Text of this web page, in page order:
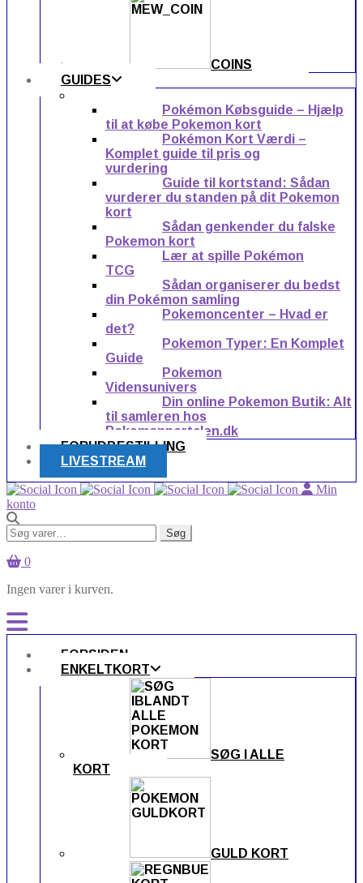
COINS
GUIDES
Pokémon Købsguide – Hjælp
til at købe Pokemon kort
Pokémon Kort Værdi –
Komplet guide til pris og
vurdering
Guide til kortstand: Sådan
vurderer du standen på dit Pokemon
kort
Sådan genkender du falske
Pokemon kort
Lær at spille Pokémon
TCG
Sådan organiserer du bedst
din Pokémon samling
Pokemoncenter – Hvad er
det?
Pokemon Typer: En Komplet
Guide
Pokemon
Vidensunivers
Din online Pokemon Butik: Alt
til samleren hos
Pokemonportalen.dk
FORUDBESTILLING
LIVESTREAM
Min
konto
Søg
efter:
Søg
0
Ingen varer i kurven.
FORSIDEN
ENKELTKORT
SØG I ALLE
KORT
GULD KORT